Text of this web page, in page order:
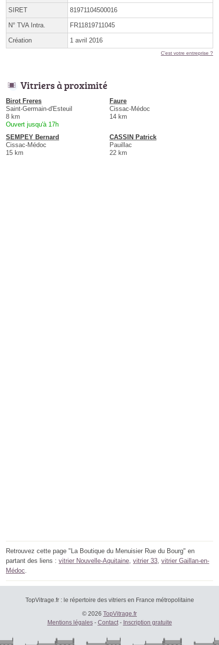
SIRET 81971104500016
N° TVA Intra. FR11819711045
Création 1 avril 2016
C'est votre entreprise ?
Vitriers à proximité
Birot Freres
Saint-Germain-d'Esteuil
8 km
Ouvert jusqu'à 17h
Faure
Cissac-Médoc
14 km
SEMPEY Bernard
Cissac-Médoc
15 km
CASSIN Patrick
Pauillac
22 km
Retrouvez cette page "La Boutique du Menuisier Rue du Bourg" en
partant des liens : vitrier Nouvelle-Aquitaine, vitrier 33, vitrier Gaillan-en-
Médoc.
TopVitrage.fr : le répertoire des vitriers en France métropolitaine
© 2026 TopVitrage.fr
Mentions légales- Contact- Inscription gratuite